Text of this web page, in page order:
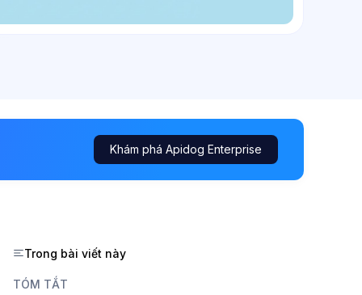
Khám phá Apidog Enterprise
Trong bài viết này
TÓM TẮT